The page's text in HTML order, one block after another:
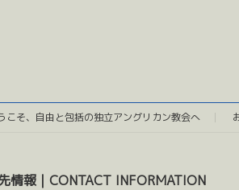
こそ、自由と包括の独立アングリカン教会へ
情報｜CONTACT INFORMATION